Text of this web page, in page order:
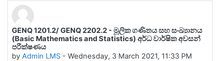
GENQ 1201.2/ GENQ 2202.2 - මූලික ගණිතය සහ සංඛ්‍යානය
(Basic Mathematics and Statistics) අර්ධ වාර්ෂික අවසන්
පරීක්ෂණය
by Admin LMS - Wednesday, 3 March 2021, 11:33 PM
Number of replies: 0